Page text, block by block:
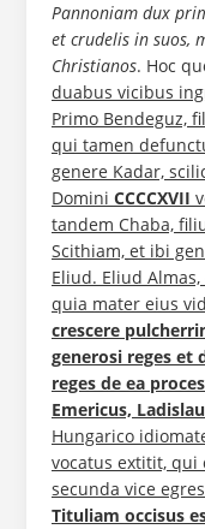
Pannoniam dux
et crudelis in suos,
Christianos. Hoc
duabus vicibus
Primo Bendeguz,
qui tamen
genere Kadar,
Domini CCCCXVII
tandem Chaba,
Scithiam, et ibi
Eliud. Eliud
quia mater eius
crescere
generosi reges et
reges de ea
Emericus,
Hungarico
vocatus extitit,
secunda vice
Tituliam occisus